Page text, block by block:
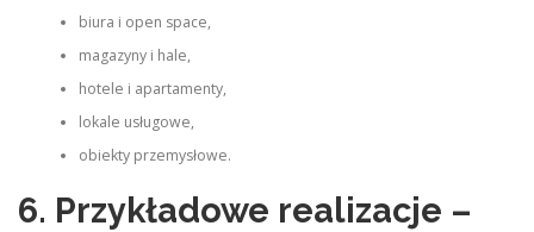
biura i open space,
magazyny i hale,
hotele i apartamenty,
lokale usługowe,
obiekty przemysłowe.
6. Przykładowe realizacje –